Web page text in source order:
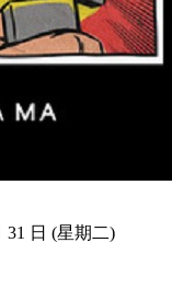
31 日 (星期二)